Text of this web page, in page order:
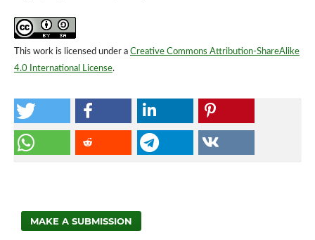
This work is licensed under a Creative Commons Attribution-ShareAlike
4.0 International License.
MAKE A SUBMISSION